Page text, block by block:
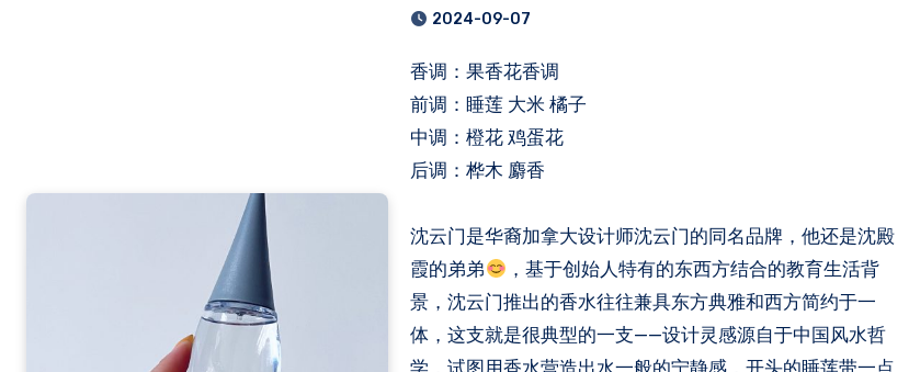
2024-09-07
香调：果香花香调
前调：睡莲 大米 橘子
中调：橙花 鸡蛋花
后调：桦木 麝香
沈云门是华裔加拿大设计师沈云门的同名品牌，他还是沈殿
霞的弟弟
，基于创始人特有的东西方结合的教育生活背
景，沈云门推出的香水往往兼具东方典雅和西方简约于一
体，这支就是很典型的一支——设计灵感源自于中国风水哲
学，试图用香水营造出水一般的宁静感，开头的睡莲带一点